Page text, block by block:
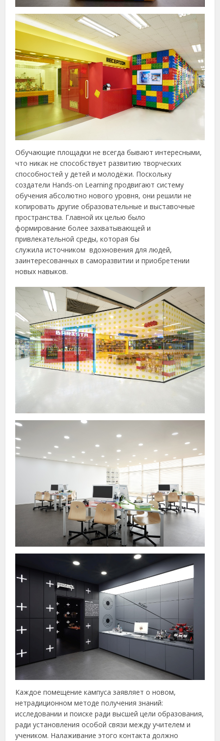
Обучающие площадки не всегда бывают интересными,
что никак не способствует развитию творческих
способностей у детей и молодёжи. Поскольку
создатели Hands-on Learning продвигают систему
обучения абсолютно нового уровня, они решили не
копировать другие образовательные и выставочные
пространства. Главной их целью было
формирование более захватывающей и
привлекательной среды, которая бы
служила источником вдохновения для людей,
заинтересованных в саморазвитии и приобретении
новых навыков.
Каждое помещение кампуса заявляет о новом,
нетрадиционном методе получения знаний:
исследовании и поиске ради высшей цели образования,
ради установления особой связи между учителем и
учеником. Налаживание этого контакта должно